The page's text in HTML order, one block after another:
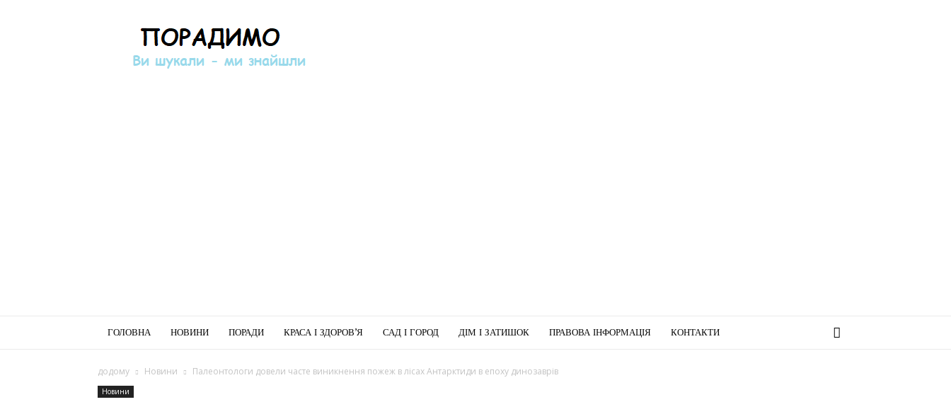
Порадимо
ГОЛОВНА НОВИНИ ПОРАДИ КРАСА І ЗДОРОВ’Я САД І ГОРОД ДІМ І ЗАТИШОК ПРАВОВА ІНФОРМАЦІЯ КОНТАКТИ
додому Новини Палеонтологи довели часте виникнення пожеж в лісах Антарктиди в епоху динозаврів
Новини